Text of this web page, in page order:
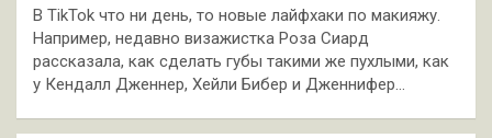
В TikTok что ни день, то новые лайфхаки по макияжу.
Например, недавно визажистка Роза Сиард
рассказала, как сделать губы такими же пухлыми, как
у Кендалл Дженнер, Хейли Бибер и Дженнифер…